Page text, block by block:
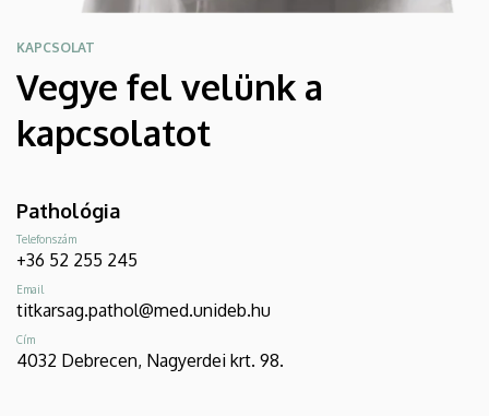
KAPCSOLAT
Vegye fel velünk a
kapcsolatot
Pathológia
Telefonszám
+36 52 255 245
Email
titkarsag.pathol@med.unideb.hu
Cím
4032 Debrecen, Nagyerdei krt. 98.